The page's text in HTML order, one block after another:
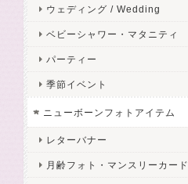
ウェディング / Wedding
ベビーシャワー・マタニティ
パーティー
季節イベント
ニューボーンフォトアイテム
レターバナー
月齢フォト・マンスリーカード